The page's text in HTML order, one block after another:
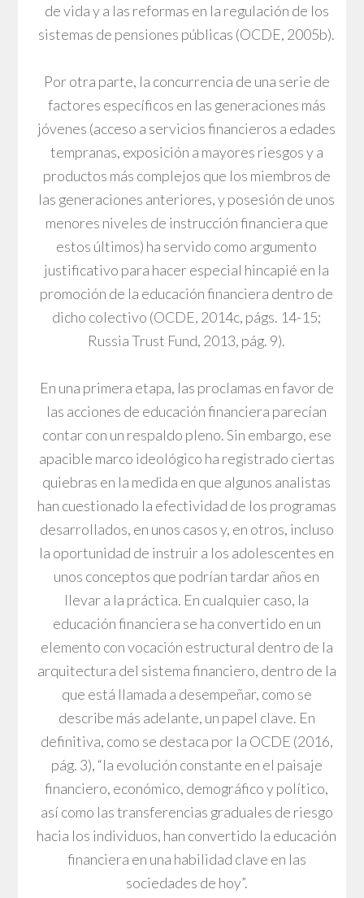
de vida y a las reformas en la regulación de los
sistemas de pensiones públicas (OCDE, 2005b).
Por otra parte, la concurrencia de una serie de
factores específicos en las generaciones más
jóvenes (acceso a servicios financieros a edades
tempranas, exposición a mayores riesgos y a
productos más complejos que los miembros de
las generaciones anteriores, y posesión de unos
menores niveles de instrucción financiera que
estos últimos) ha servido como argumento
justificativo para hacer especial hincapié en la
promoción de la educación financiera dentro de
dicho colectivo (OCDE, 2014c, págs. 14-15;
Russia Trust Fund, 2013, pág. 9).
En una primera etapa, las proclamas en favor de
las acciones de educación financiera parecían
contar con un respaldo pleno. Sin embargo, ese
apacible marco ideológico ha registrado ciertas
quiebras en la medida en que algunos analistas
han cuestionado la efectividad de los programas
desarrollados, en unos casos y, en otros, incluso
la oportunidad de instruir a los adolescentes en
unos conceptos que podrían tardar años en
llevar a la práctica. En cualquier caso, la
educación financiera se ha convertido en un
elemento con vocación estructural dentro de la
arquitectura del sistema financiero, dentro de la
que está llamada a desempeñar, como se
describe más adelante, un papel clave. En
definitiva, como se destaca por la OCDE (2016,
pág. 3), “la evolución constante en el paisaje
financiero, económico, demográfico y político,
así como las transferencias graduales de riesgo
hacia los individuos, han convertido la educación
financiera en una habilidad clave en las
sociedades de hoy”.